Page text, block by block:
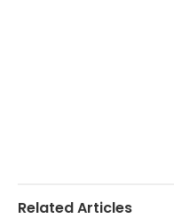
Related Articles